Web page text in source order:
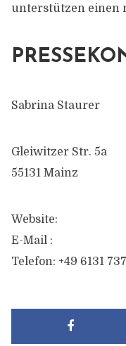
unterstützen einen
Sabrina Staurer
Gleiwitzer Str. 5a
55131 Mainz
Website:
E-Mail :
Telefon: +49 6131